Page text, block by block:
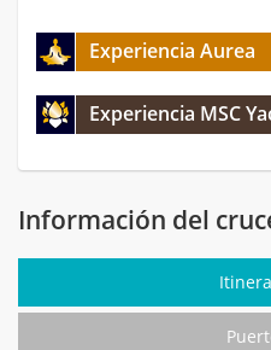
Experiencia Aurea
Experiencia MSC
Información del